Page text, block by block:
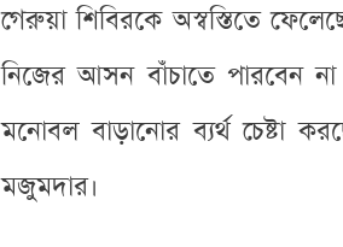
গেরুয়া শিবিরকে অস্বস্তিতে
নিজের আসন বাঁচাতে পারবেন না
মনোবল বাড়ানোর ব্যর্থ চেষ্টা
মজুমদার।